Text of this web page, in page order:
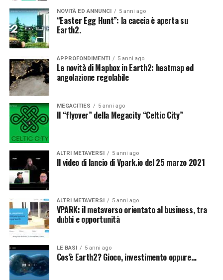
NOVITÀ ED ANNUNCI 5 anni ago
“Easter Egg Hunt”: la caccia è aperta su
Earth2.
APPROFONDIMENTI 5 anni ago
Le novità di Mapbox in Earth2: heatmap ed
angolazione regolabile
MEGACITIES 5 anni ago
Il “flyover” della Megacity “Celtic City”
ALTRI METAVERSI 5 anni ago
Il video di lancio di Vpark.io del 25 marzo 2021
ALTRI METAVERSI 5 anni ago
VPARK: il metaverso orientato al business, tra
dubbi e opportunità
LE BASI 5 anni ago
Cos’è Earth2? Gioco, investimento oppure…